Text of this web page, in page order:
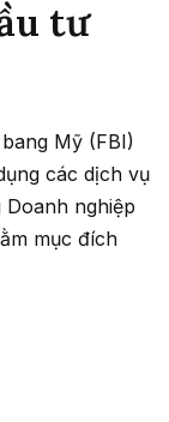
tư
Mỹ (FBI)
các dịch vụ
nghiệp
mục đích